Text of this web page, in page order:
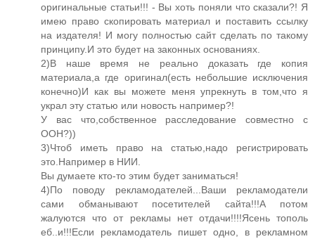
оригинальные статьи!!! - Вы хоть поняли что сказали?! Я
имею право скопировать материал и поставить ссылку
на издателя! И могу полностью сайт сделать по такому
принципу.И это будет на законных основаниях.
2)В наше время не реально доказать где копия
материала,а где оригинал(есть небольшие исключения
конечно)И как вы можете меня упрекнуть в том,что я
украл эту статью или новость например?!
У вас что,собственное расследование совместно с
ООН?))
3)Чтоб иметь право на статью,надо регистрировать
это.Например в НИИ.
Вы думаете кто-то этим будет заниматься!
4)По поводу рекламодателей...Ваши рекламодатели
сами обманывают посетителей сайта!!!А потом
жалуются что от рекламы нет отдачи!!!!Ясень тополь
еб..и!!!Если рекламодатель пишет одно, в рекламном